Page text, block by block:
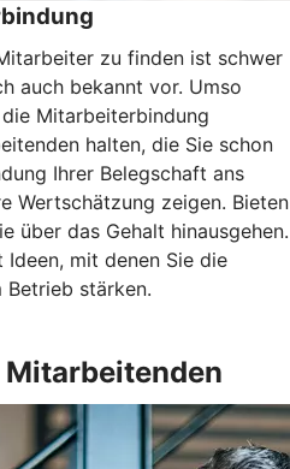
zu finden ist schwer
auch bekannt vor. Umso
Mitarbeiterbindung
halten, die Sie schon
Ihrer Belegschaft ans
Wertschätzung zeigen. Bieten
über das Gehalt hinausgehen.
mit denen Sie die
stärken.